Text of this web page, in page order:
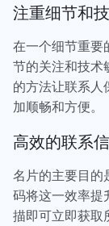
注重细节和
在一个细节重要
节的关注和技术
的方法让联系人
加顺畅和方便。
高效的联系
名片的主要目的
码将这一效率提
描即可立即获取